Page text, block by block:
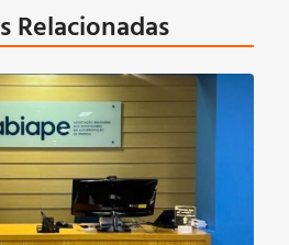
Relacionadas